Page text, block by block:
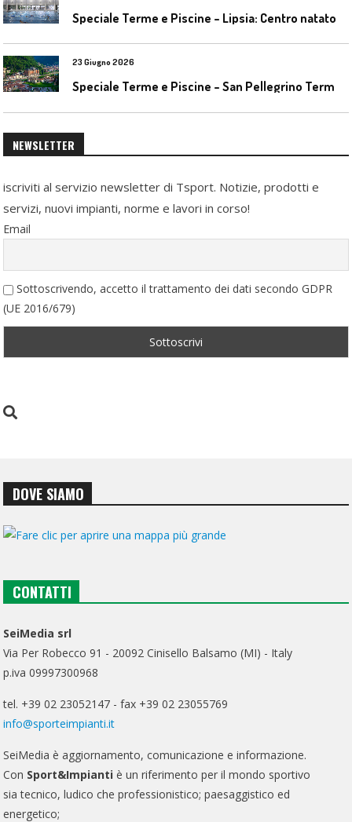
23 Giugno 2026
NEWSLETTER
iscriviti al servizio newsletter di Tsport. Notizie, prodotti e
servizi, nuovi impianti, norme e lavori in corso!
Email
Sottoscrivendo, accetto il trattamento dei dati secondo GDPR
(UE 2016/679)
DOVE SIAMO
CONTATTI
SeiMedia srl
Via Per Robecco 91 - 20092 Cinisello Balsamo (MI) - Italy
p.iva 09997300968
tel. +39 02 23052147 - fax +39 02 23055769
info@sporteimpianti.it
SeiMedia è aggiornamento, comunicazione e informazione.
Con Sport&Impianti è un riferimento per il mondo sportivo
sia tecnico, ludico che professionistico; paesaggistico ed
energetico;